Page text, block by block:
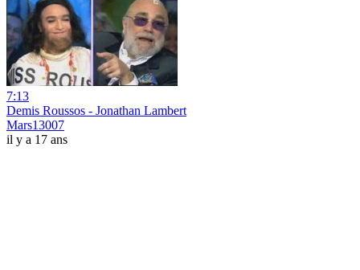
7:13
Demis Roussos - Jonathan Lambert
Mars13007
il y a 17 ans